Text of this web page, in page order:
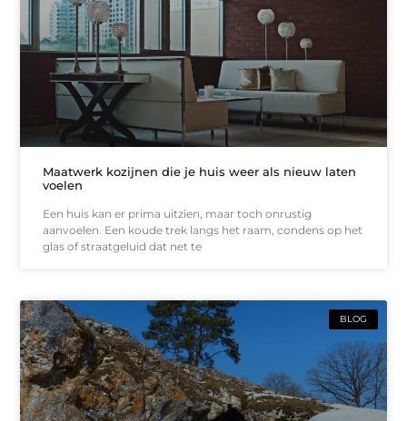
Maatwerk kozijnen die je huis weer als nieuw laten
voelen
Een huis kan er prima uitzien, maar toch onrustig
aanvoelen. Een koude trek langs het raam, condens op het
glas of straatgeluid dat net te
BLOG